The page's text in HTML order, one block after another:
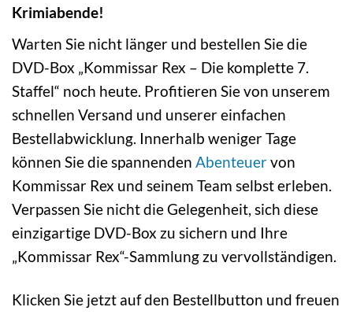
Krimiabende!
Warten Sie nicht länger und bestellen Sie die
DVD-Box „Kommissar Rex – Die komplette 7.
Staffel“ noch heute. Profitieren Sie von unserem
schnellen Versand und unserer einfachen
Bestellabwicklung. Innerhalb weniger Tage
können Sie die spannenden Abenteuervon
Kommissar Rex und seinem Team selbst erleben.
Verpassen Sie nicht die Gelegenheit, sich diese
einzigartige DVD-Box zu sichern und Ihre
„Kommissar Rex“-Sammlung zu vervollständigen.
Klicken Sie jetzt auf den Bestellbutton und freuen